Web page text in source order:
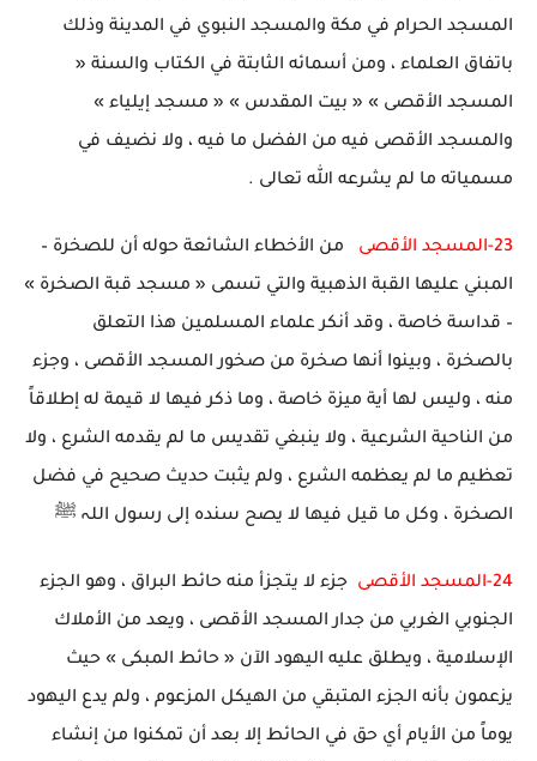
المسجد الحرام في مكة والمسجد النبوي في المدينة وذلك
باتفاق العلماء ، ومن أسمائه الثابتة في الكتاب والسنة «
المسجد الأقصى » « بيت المقدس » « مسجد إيلياء »
والمسجد الأقصى فيه من الفضل ما فيه ، ولا نضيف في
مسمياته ما لم يشرعه الله تعالى .
23-المسجد الأقصى
من الأخطاء الشائعة حوله أن للصخرة –
المبني عليها القبة الذهبية والتي تسمى « مسجد قبة الصخرة »
– قداسة خاصة ، وقد أنكر علماء المسلمين هذا التعلق
بالصخرة ، وبينوا أنها صخرة من صخور المسجد الأقصى ، وجزء
منه ، وليس لها أية ميزة خاصة ، وما ذكر فيها لا قيمة له إطلاقاً
من الناحية الشرعية ، ولا ينبغي تقديس ما لم يقدمه الشرع ، ولا
تعظيم ما لم يعظمه الشرع ، ولم يثبت حديث صحيح في فضل
الصخرة ، وكل ما قيل فيها لا يصح سنده إلى رسول اللہ ﷺ
24-المسجد الأقصى
جزء لا يتجزأ منه حائط البراق ، وهو الجزء
الجنوبي الغربي من جدار المسجد الأقصى ، ويعد من الأملاك
الإسلامية ، ويطلق عليه اليهود الآن « حائط المبكى » حيث
يزعمون بأنه الجزء المتبقي من الهيكل المزعوم ، ولم يدع اليهود
يوماً من الأيام أي حق في الحائط إلا بعد أن تمكنوا من إنشاء